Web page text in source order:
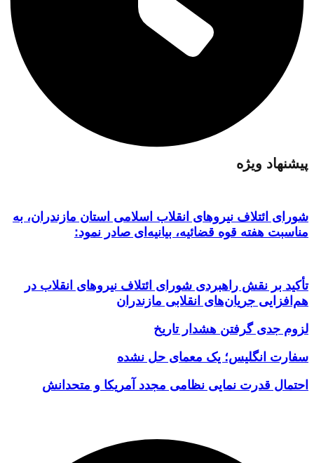
پیشنهاد ویژه
شورای ائتلاف نیروهای انقلاب اسلامی استان مازندران، به
مناسبت هفته قوه قضائیه، بیانیه‌ای صادر نمود:
تأکید بر نقش راهبردی شورای ائتلاف نیروهای انقلاب در
هم‌افزایی جریان‌های انقلابی مازندران
لزوم جدی گرفتن هشدار تاریخ
سفارت انگلیس؛ یک معمای حل نشده
احتمال قدرت نمایی نظامی مجدد آمریکا و متحدانش